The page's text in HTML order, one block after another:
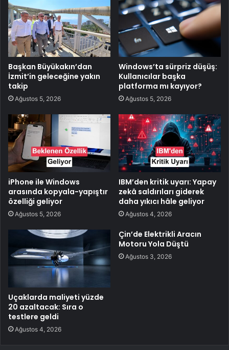
Başkan Büyükakın’dan
İzmit’in geleceğine yakın
takip
Ağustos 5, 2026
Windows’ta sürpriz düşüş:
Kullanıcılar başka
platforma mı kayıyor?
Ağustos 5, 2026
iPhone ile Windows
arasında kopyala-yapıştır
özelliği geliyor
Ağustos 5, 2026
IBM’den kritik uyarı: Yapay
zekâ saldırıları giderek
daha yıkıcı hâle geliyor
Ağustos 4, 2026
Uçaklarda maliyeti yüzde
20 azaltacak: Sıra o
testlere geldi
Ağustos 4, 2026
Çin’de Elektrikli Aracın
Motoru Yola Düştü
Ağustos 3, 2026